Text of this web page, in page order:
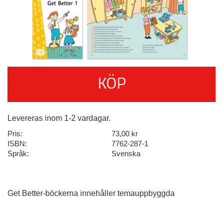
KÖP
Levereras inom 1-2 vardagar.
Pris:
73,00 kr
ISBN:
7762-287-1
Språk:
Svenska
Get Better-böckerna innehåller temauppbyggda